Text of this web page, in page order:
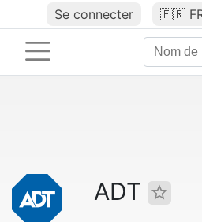
Se connecter 🇫🇷
ADT